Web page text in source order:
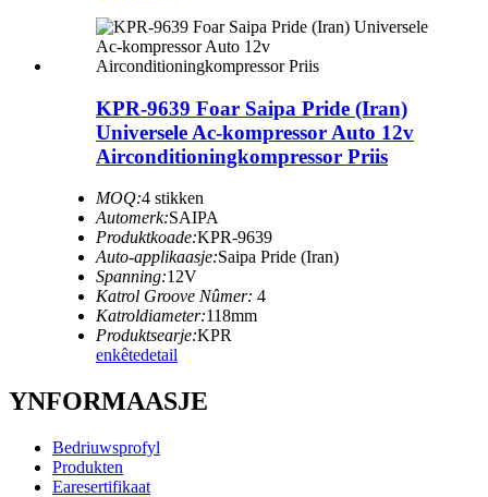
KPR-9639 Foar Saipa Pride (Iran)
Universele Ac-kompressor Auto 12v
Airconditioningkompressor Priis
MOQ:4 stikken
Automerk:SAIPA
Produktkoade:KPR-9639
Auto-applikaasje:Saipa Pride (Iran)
Spanning:12V
Katrol Groove Nûmer: 4
Katroldiameter:118mm
Produktsearje:KPR
enkêtedetail
YNFORMAASJE
Bedriuwsprofyl
Produkten
Earesertifikaat